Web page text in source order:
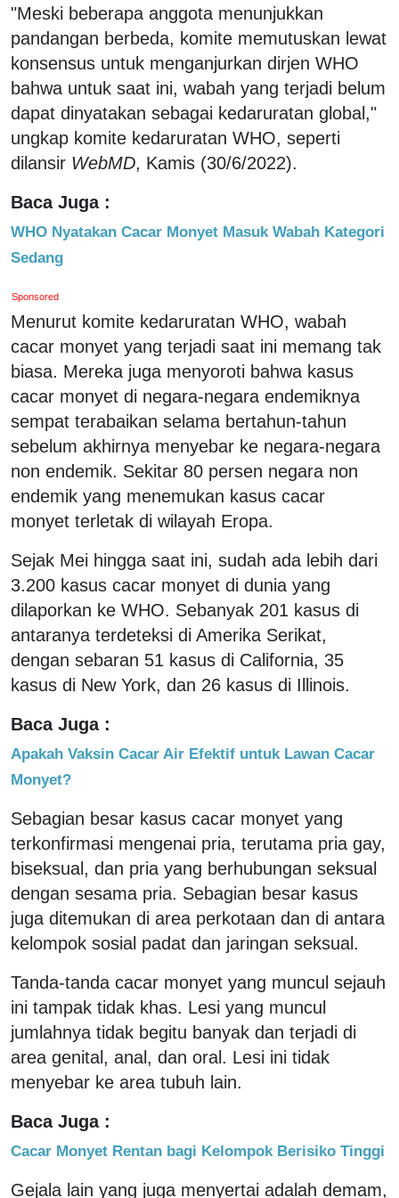
"Meski beberapa anggota menunjukkan
pandangan berbeda, komite memutuskan lewat
konsensus untuk menganjurkan dirjen WHO
bahwa untuk saat ini, wabah yang terjadi belum
dapat dinyatakan sebagai kedaruratan global,"
ungkap komite kedaruratan WHO, seperti
dilansir WebMD, Kamis (30/6/2022).
Baca Juga :
WHO Nyatakan Cacar Monyet Masuk Wabah Kategori
Sedang
Sponsored
Menurut komite kedaruratan WHO, wabah
cacar monyet yang terjadi saat ini memang tak
biasa. Mereka juga menyoroti bahwa kasus
cacar monyet di negara-negara endemiknya
sempat terabaikan selama bertahun-tahun
sebelum akhirnya menyebar ke negara-negara
non endemik. Sekitar 80 persen negara non
endemik yang menemukan kasus cacar
monyet terletak di wilayah Eropa.
Sejak Mei hingga saat ini, sudah ada lebih dari
3.200 kasus cacar monyet di dunia yang
dilaporkan ke WHO. Sebanyak 201 kasus di
antaranya terdeteksi di Amerika Serikat,
dengan sebaran 51 kasus di California, 35
kasus di New York, dan 26 kasus di Illinois.
Baca Juga :
Apakah Vaksin Cacar Air Efektif untuk Lawan Cacar
Monyet?
Sebagian besar kasus cacar monyet yang
terkonfirmasi mengenai pria, terutama pria gay,
biseksual, dan pria yang berhubungan seksual
dengan sesama pria. Sebagian besar kasus
juga ditemukan di area perkotaan dan di antara
kelompok sosial padat dan jaringan seksual.
Tanda-tanda cacar monyet yang muncul sejauh
ini tampak tidak khas. Lesi yang muncul
jumlahnya tidak begitu banyak dan terjadi di
area genital, anal, dan oral. Lesi ini tidak
menyebar ke area tubuh lain.
Baca Juga :
Cacar Monyet Rentan bagi Kelompok Berisiko Tinggi
Gejala lain yang juga menyertai adalah demam,